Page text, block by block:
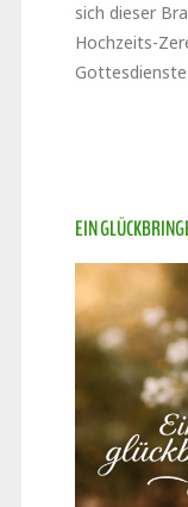
sich dieser
Hochzeits-
EIN